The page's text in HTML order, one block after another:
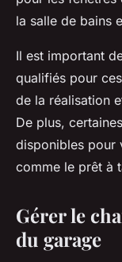
la salle de bains
Il est important
qualifiés pour
de la réalisation
De plus,
disponibles pour
comme le prêt à
Gérer le
du garage